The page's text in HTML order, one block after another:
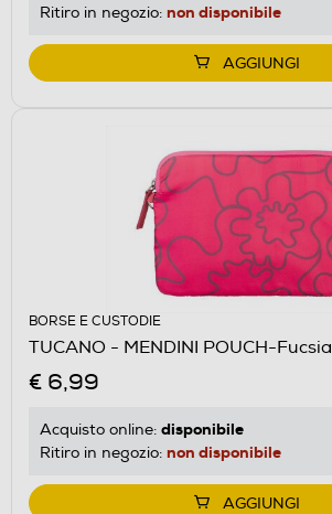
Ritiro in negozio: non disponibile
AGGIUNGI
BORSE E CUSTODIE
TUCANO - MENDINI POUCH-Fucsia
€ 6,99
Acquisto online: disponibile
Ritiro in negozio: non disponibile
AGGIUNGI